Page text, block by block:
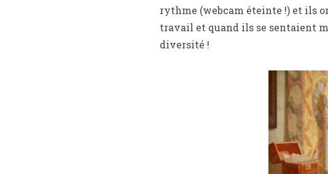
rythme (webcam éteinte !) et ils
travail et quand ils se sentaient
diversité !